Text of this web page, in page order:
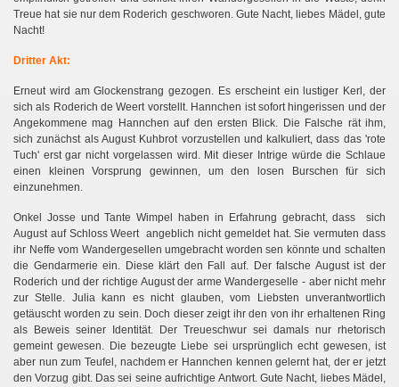
Treue hat sie nur dem Roderich geschworen. Gute Nacht, liebes Mädel, gute
Nacht!
Dritter Akt:
Erneut wird am Glockenstrang gezogen. Es erscheint ein lustiger Kerl, der
sich als Roderich de Weert vorstellt. Hannchen ist sofort hingerissen und der
Angekommene mag Hannchen auf den ersten Blick. Die Falsche rät ihm,
sich zunächst als August Kuhbrot vorzustellen und kalkuliert, dass das 'rote
Tuch' erst gar nicht vorgelassen wird. Mit dieser Intrige würde die Schlaue
einen kleinen Vorsprung gewinnen, um den losen Burschen für sich
einzunehmen.
Onkel Josse und Tante Wimpel haben in Erfahrung gebracht, dass sich
August auf Schloss Weert angeblich nicht gemeldet hat. Sie vermuten dass
ihr Neffe vom Wandergesellen umgebracht worden sen könnte und schalten
die Gendarmerie ein. Diese klärt den Fall auf. Der falsche August ist der
Roderich und der richtige August der arme Wandergeselle - aber nicht mehr
zur Stelle. Julia kann es nicht glauben, vom Liebsten unverantwortlich
getäuscht worden zu sein. Doch dieser zeigt ihr den von ihr erhaltenen Ring
als Beweis seiner Identität. Der Treueschwur sei damals nur rhetorisch
gemeint gewesen. Die bezeugte Liebe sei ursprünglich echt gewesen, ist
aber nun zum Teufel, nachdem er Hannchen kennen gelernt hat, der er jetzt
den Vorzug gibt. Das sei seine aufrichtige Antwort. Gute Nacht, liebes Mädel,